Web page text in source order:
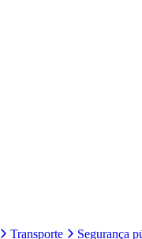
Transporte Segurança